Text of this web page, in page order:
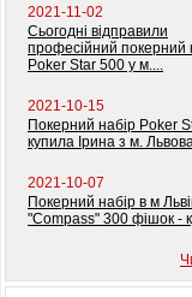
2021-11-02
Сьогодні відправили
професійний покерний
Poker Star 500 у м....
2021-10-15
Покерний набір Poker
купила Ірина з м.
2021-10-07
Покерний набір в м
"Compass" 300 фішок -